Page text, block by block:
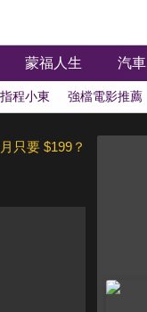
蒙福人生 汽車
程小東 強檔電影推薦
只要 $199？